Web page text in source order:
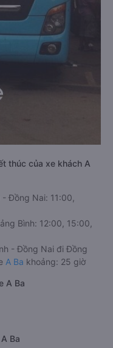
thúc của xe khách A
- Đồng Nai: 11:00,
Bình: 12:00, 15:00,
- Đồng Nai đi Đồng
A Ba khoảng: 25 giờ
A Ba
Ba